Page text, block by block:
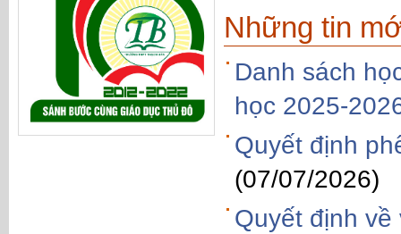
Những tin
Danh sách
học 2025-
Quyết định
(07/07/2026)
Quyết định